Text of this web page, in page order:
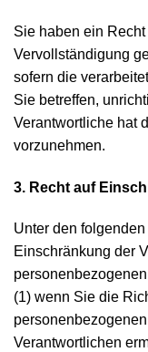
Sie haben ein
Vervollständigung
sofern die
Sie betreffen,
Verantwortliche hat
vorzunehmen.
3. Recht auf
Unter den
Einschränkung der
(1) wenn Sie die
Verantwortlichen